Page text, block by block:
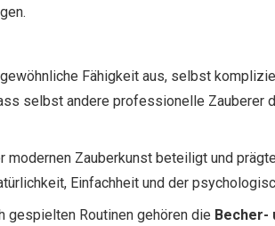
Fähigkeit aus, selbst
selbst andere professionelle Zauberer
modernen Zauberkunst beteiligt und
Einfachheit und der
gespielten Routinen gehören die Becher-